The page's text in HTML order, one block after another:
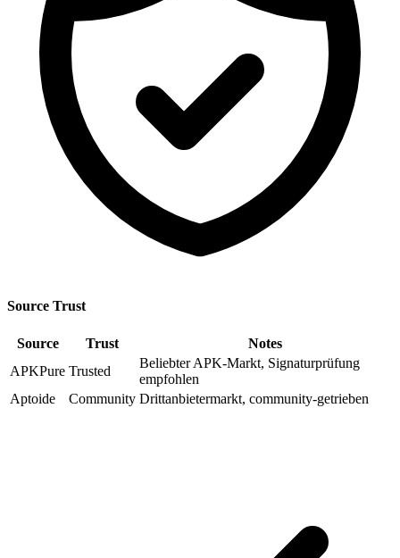
Source Trust
Source Trust
Notes
APKPure Trusted
Beliebter APK-Markt, Signaturprüfung
empfohlen
Aptoide
Community Drittanbietermarkt, community-getrieben